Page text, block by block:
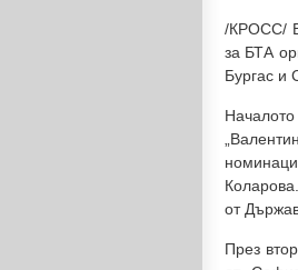
/КРОСС/
за БТА
Бургас и
от
През